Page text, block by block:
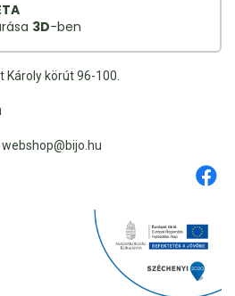
3D-ben
Károly körút 96-100.